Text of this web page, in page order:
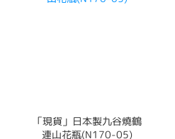
「現貨」日本製九谷燒鶴
連山花瓶(N170-05)